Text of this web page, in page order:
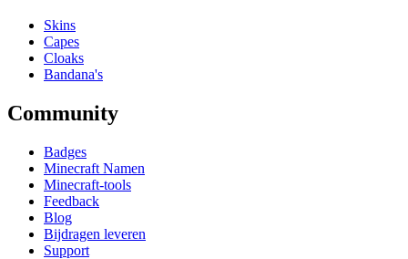
Skins
Capes
Cloaks
Bandana's
Community
Badges
Minecraft Namen
Minecraft-tools
Feedback
Blog
Bijdragen leveren
Support